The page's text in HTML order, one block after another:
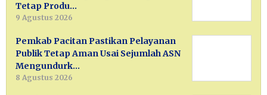
Tetap Produ…
9 Agustus 2026
Pemkab Pacitan Pastikan Pelayanan
Publik Tetap Aman Usai Sejumlah ASN
Mengundurk…
8 Agustus 2026